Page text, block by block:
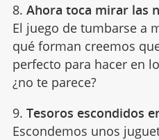
8. Ahora toca mirar las
El juego de tumbarse a
qué forman creemos
perfecto para hacer en
¿no te parece?
9. Tesoros escondidos
Escondemos unos